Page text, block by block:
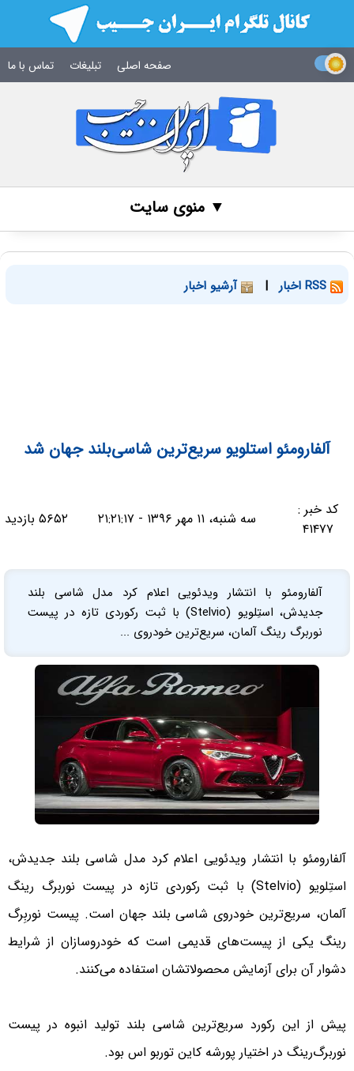
صفحه اصلی تبلیغات تماس با ما
▼ منوی سایت
| آرشیو اخبار
آلفارومئو استلویو سریع‌ترین شاسی‌بلند جهان شد
کد خبر :
۴۱۴۷۷
سه شنبه، ۱۱ مهر ۱۳۹۶ - ۲۱:۲۱:۱۷ ۵۶۵۲ بازدید
آلفارومئو با انتشار ویدئویی اعلام کرد مدل شاسی بلند
جدیدش، استِلویو (Stelvio) با ثبت رکوردی تازه در پیست
نوربرگ‌ رینگ آلمان، سریع‌ترین خودروی ...
آلفارومئو با انتشار ویدئویی اعلام کرد مدل شاسی بلند جدیدش،
استِلویو (Stelvio) با ثبت رکوردی تازه در پیست نوربرگ‌ رینگ
آلمان، سریع‌ترین خودروی شاسی بلند جهان است. پیست نوربِرگ‌
رینگ یکی از پیست‌های قدیمی است که خودروسازان از شرایط
دشوار آن برای آزمایش محصولاتشان استفاده می‌کنند.
پیش از این رکورد سریع‌ترین شاسی بلند تولید انبوه در پیست
نوربرگ‌رینگ در اختیار پورشه کاین توربو اس بود.